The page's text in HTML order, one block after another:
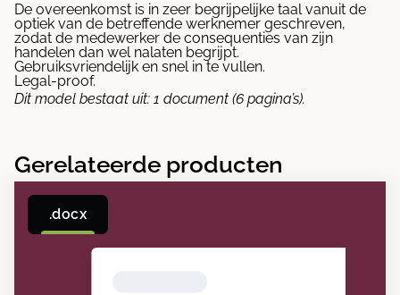
De overeenkomst is in zeer begrijpelijke taal vanuit de
optiek van de betreffende werknemer geschreven,
zodat de medewerker de consequenties van zijn
handelen dan wel nalaten begrijpt.
Gebruiksvriendelijk en snel in te vullen.
Legal-proof.
Dit model bestaat uit: 1 document (6 pagina’s).
Gerelateerde producten
.docx